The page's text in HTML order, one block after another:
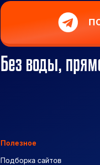
Без воды,
Полезное
Подборка сайтов